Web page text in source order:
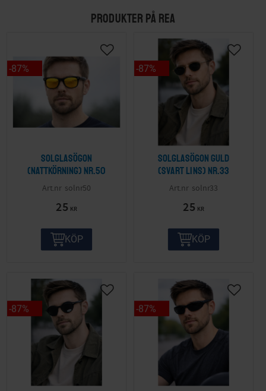
PRODUKTER PÅ REA
Solglasögon
(nattkörning) nr.50
solnr50
25 KR
87%
KÖP
Solglasögon guld
(svart lins) nr.33
solnr33
25 KR
87%
KÖP
87% 87%